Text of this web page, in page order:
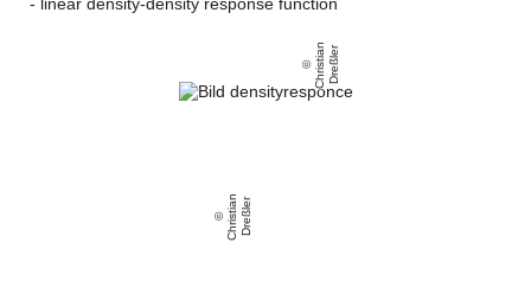
C
h
ri
s
ti
a
n
D
r
e
ßl
er
C
h
ri
s
ti
a
n
D
r
e
ßl
er